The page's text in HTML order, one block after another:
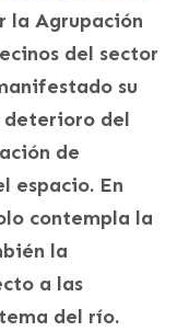
la Agrupación
del sector
su
deterioro del
de
espacio. En
contempla la
la
a las
del río.